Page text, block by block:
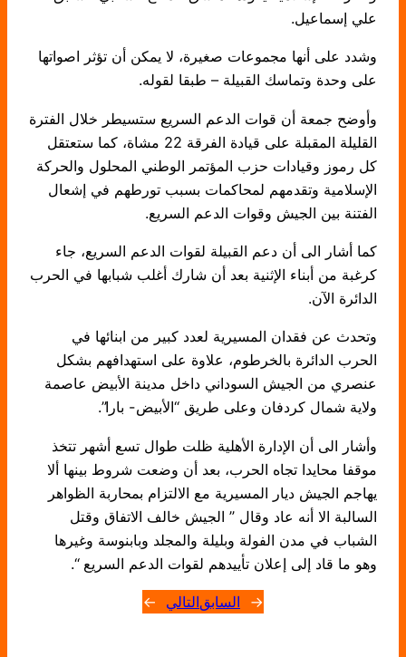
علي إسماعيل.
وشدد على أنها مجموعات صغيرة، لا يمكن أن تؤثر اصواتها
على وحدة وتماسك القبيلة – طبقا لقوله.
وأوضح جمعة أن قوات الدعم السريع ستسيطر خلال الفترة
القليلة المقبلة على قيادة الفرقة 22 مشاة، كما ستعتقل
كل رموز وقيادات حزب المؤتمر الوطني المحلول والحركة
الإسلامية وتقدمهم لمحاكمات بسبب تورطهم في إشعال
الفتنة بين الجيش وقوات الدعم السريع.
كما أشار الى أن دعم القبيلة لقوات الدعم السريع، جاء
كرغبة من أبناء الإثنية بعد أن شارك أغلب شبابها في الحرب
الدائرة الآن.
وتحدث عن فقدان المسيرية لعدد كبير من ابنائها في
الحرب الدائرة بالخرطوم، علاوة على استهدافهم بشكل
عنصري من الجيش السوداني داخل مدينة الأبيض عاصمة
ولاية شمال كردفان وعلى طريق “الأبيض- بارا”.
وأشار الى أن الإدارة الأهلية ظلت طوال تسع أشهر تتخذ
موقفا محايدا تجاه الحرب، بعد أن وضعت شروط بينها ألا
يهاجم الجيش ديار المسيرية مع الالتزام بمحاربة الظواهر
السالبة الا أنه عاد وقال ” الجيش خالف الاتفاق وقتل
الشباب في مدن الفولة وبليلة والمجلد وبابنوسة وغيرها
وهو ما قاد إلى إعلان تأييدهم لقوات الدعم السريع “.
← السابقالتالي →